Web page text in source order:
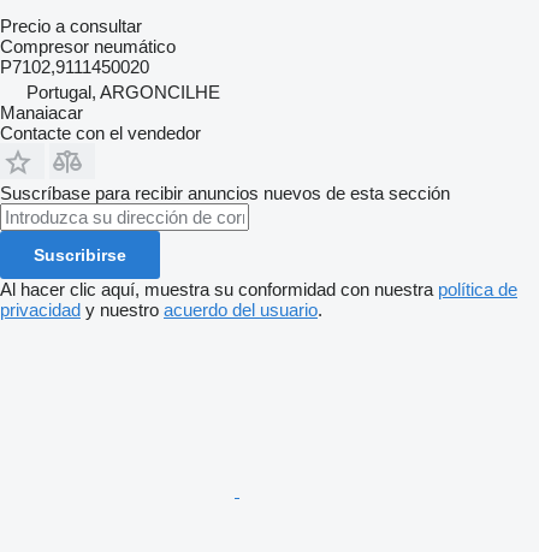
Precio a consultar
Compresor neumático
P7102,9111450020
Portugal, ARGONCILHE
Manaiacar
Contacte con el vendedor
Suscríbase para recibir anuncios nuevos de esta sección
Suscribirse
Al hacer clic aquí, muestra su conformidad con nuestra política de
privacidad y nuestro acuerdo del usuario.